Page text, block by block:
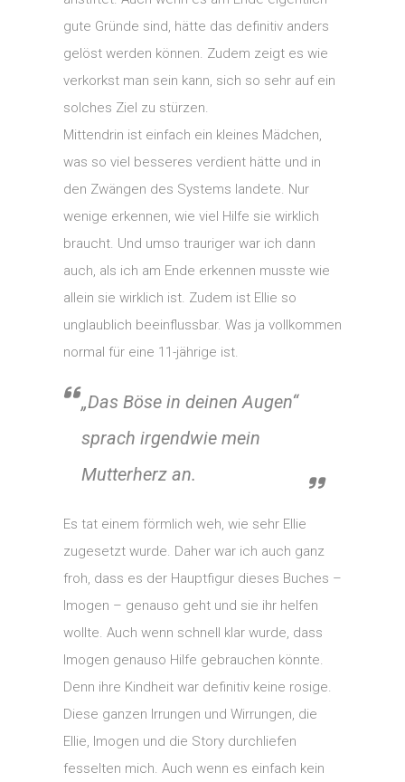
gute Gründe sind, hätte das definitiv anders
gelöst werden können. Zudem zeigt es wie
verkorkst man sein kann, sich so sehr auf ein
solches Ziel zu stürzen.
Mittendrin ist einfach ein kleines Mädchen,
was so viel besseres verdient hätte und in
den Zwängen des Systems landete. Nur
wenige erkennen, wie viel Hilfe sie wirklich
braucht. Und umso trauriger war ich dann
auch, als ich am Ende erkennen musste wie
allein sie wirklich ist. Zudem ist Ellie so
unglaublich beeinflussbar. Was ja vollkommen
normal für eine 11-jährige ist.
„Das Böse in deinen Augen“
sprach irgendwie mein
Mutterherz an.
Es tat einem förmlich weh, wie sehr Ellie
zugesetzt wurde. Daher war ich auch ganz
froh, dass es der Hauptfigur dieses Buches –
Imogen – genauso geht und sie ihr helfen
wollte. Auch wenn schnell klar wurde, dass
Imogen genauso Hilfe gebrauchen könnte.
Denn ihre Kindheit war definitiv keine rosige.
Diese ganzen Irrungen und Wirrungen, die
Ellie, Imogen und die Story durchliefen
fesselten mich. Auch wenn es einfach kein